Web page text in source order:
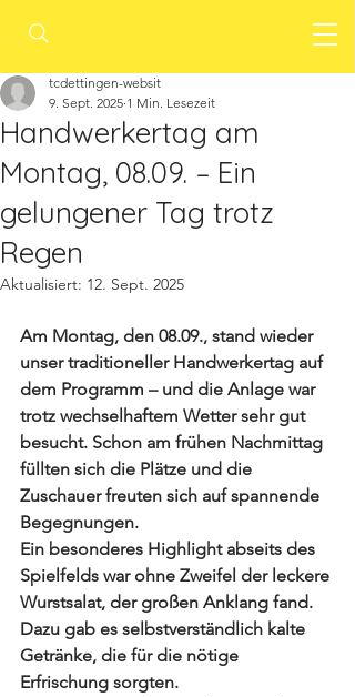
Handwerkertag am
Montag, 08.09. – Ein
gelungener Tag trotz
Regen
tcdettingen-websit
9. Sept. 2025 1 Min. Lesezeit
Aktualisiert: 12. Sept. 2025
Am Montag, den 08.09., stand wieder
unser traditioneller Handwerkertag auf
dem Programm – und die Anlage war
trotz wechselhaftem Wetter sehr gut
besucht. Schon am frühen Nachmittag
füllten sich die Plätze und die
Zuschauer freuten sich auf spannende
Begegnungen.
Ein besonderes Highlight abseits des
Spielfelds war ohne Zweifel der leckere
Wurstsalat, der großen Anklang fand.
Dazu gab es selbstverständlich kalte
Getränke, die für die nötige
Erfrischung sorgten.